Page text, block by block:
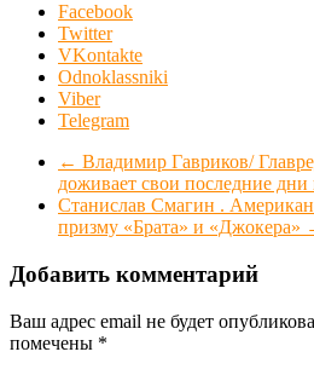
Facebook
Twitter
VKontakte
Odnoklassniki
Viber
Telegram
← Владимир Гавриков/
доживает свои последние дни
Станислав Смагин .
призму «Брата» и «Джокера»
Добавить комментарий
Ваш адрес email не будет
помечены *